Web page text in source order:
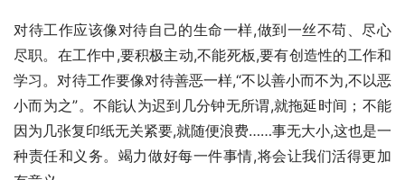
对待工作应该像对待自己的生命一样,做到一丝不苟、尽心
尽职。在工作中,要积极主动,不能死板,要有创造性的工作和
学习。对待工作要像对待善恶一样,“不以善小而不为,不以恶
小而为之”。不能认为迟到几分钟无所谓,就拖延时间；不能
因为几张复印纸无关紧要,就随便浪费……事无大小,这也是一
种责任和义务。竭力做好每一件事情,将会让我们活得更加